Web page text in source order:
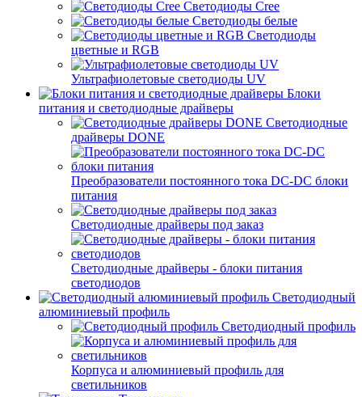
Светодиоды Cree
Светодиоды белые
Светодиоды
цветные и RGB
Ультрафиолетовые светодиоды UV
Блоки
питания и светодиодные драйверы
Светодиодные
драйверы DONE
Преобразователи постоянного тока DC-DC блоки
питания
Светодиодные драйверы под заказ
Светодиодные драйверы - блоки питания
светодиодов
Светодиодный
алюминиевый профиль
Светодиодный профиль
Корпуса и алюминиевый профиль для
светильников